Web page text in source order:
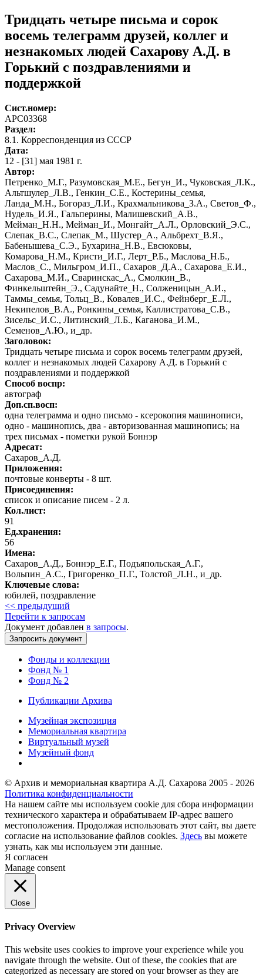
Тридцать четыре письма и сорок
восемь телеграмм друзей, коллег и
незнакомых людей Сахарову А.Д. в
Горький с поздравлениями и
поддержкой
Сист.номер:
АРС03368
Раздел:
8.1. Корреспонденция из СССР
Дата:
12 - [31] мая 1981 г.
Автор:
Петренко_М.Г., Разумовская_М.Е., Бегун_И., Чуковская_Л.К.,
Альтшулер_Л.В., Генкин_С.Е., Костерины_семья,
Ланда_М.Н., Богораз_Л.И., Крахмальникова_З.А., Светов_Ф.,
Нудель_И.Я., Гальперины, Малишевский_А.В.,
Мейман_Н.Н., Мейман_И., Монгайт_А.Л., Орловский_Э.С.,
Слепак_В.С., Слепак_М., Шустер_А., Альбрехт_В.Я.,
Бабенышева_С.Э., Бухарина_Н.В., Евсюковы,
Комарова_Н.М., Кристи_И.Г., Лерт_Р.Б., Маслова_Н.Б.,
Маслов_С., Мильгром_И.П., Сахаров_Д.А., Сахарова_Е.И.,
Сахарова_М.И., Сваринскас_А., Смолкин_В.,
Финкельштейн_Э., Садунайте_Н., Солженицын_А.И.,
Таммы_семья, Тольц_В., Ковалев_И.С., Фейнберг_Е.Л.,
Некипелов_В.А., Ронкины_семья, Каллистратова_С.В.,
Зисельс_И.С., Литинский_Л.Б., Каганова_И.М.,
Семенов_А.Ю., и_др.
Заголовок:
Тридцать четыре письма и сорок восемь телеграмм друзей,
коллег и незнакомых людей Сахарову А.Д. в Горький с
поздравлениями и поддержкой
Способ воспр:
автограф
Доп.сп.восп:
одна телеграмма и одно письмо - ксерокопия машинописи,
одно - машинопись, два - авторизованная машинопись; на
трех письмах - пометки рукой Боннэр
Адресат:
Сахаров_А.Д.
Приложения:
почтовые конверты - 8 шт.
Присоединения:
список и описание писем - 2 л.
Кол.лист:
91
Ед.хранения:
56
Имена:
Сахаров_А.Д., Боннэр_Е.Г., Подъяпольская_А.Г.,
Вольпин_А.С., Григоренко_П.Г., Толстой_Л.Н., и_др.
Ключевые слова:
юбилей, поздравление
<< предыдущий
Перейти к запросам
Документ добавлен в запросы.
Фонды и коллекции
Фонд № 1
Фонд № 2
Публикации Архива
Музейная экспозиция
Мемориальная квартира
Виртуальный музей
Музейный фонд
© Архив и мемориальная квартира А.Д. Сахарова 2005 - 2026
Политика конфиденциальности
На нашем сайте мы используем cookie для сбора информации
технического характера и обрабатываем IP-адрес вашего
местоположения. Продолжая использовать этот сайт, вы даете
согласие на использование файлов cookies. Здесь вы можете
узнать, как мы используем эти данные.
Я согласен
Manage consent
Close
Privacy Overview
This website uses cookies to improve your experience while you
navigate through the website. Out of these, the cookies that are
categorized as necessary are stored on your browser as they are